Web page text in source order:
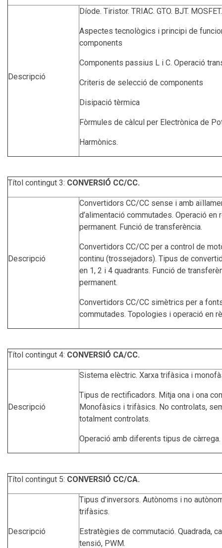
Descripció
Díode. Tiristor. TRIAC. GTO. BJT.
Aspectes tecnològics i principi de
components
Components passius L i C. Operació
Criteris de selecció de components
Disipació tèrmica
Fòrmules de càlcul per Electrònica de
Harmònics.
Títol contingut 3: CONVERSIÓ CC/CC.
Descripció
Convertidors CC/CC sense i amb
d’alimentació commutades. Operació en
permanent. Funció de transferència.
Convertidors CC/CC per a control de
continu (trossejadors). Tipus de
en 1, 2 i 4 quadrants. Funció de
permanent.
Convertidors CC/CC simètrics per a
commutades. Topologies i operació en
Títol contingut 4: CONVERSIÓ CA/CC.
Descripció
Sistema elèctric. Xarxa trifàsica i
Tipus de rectificadors. Mitja ona i ona
Monofàsics i trifàsics. No controlats,
totalment controlats.
Operació amb diferents tipus de càrrega.
Títol contingut 5: CONVERSIÓ CC/CA.
Descripció
Tipus d’inversors. Autònoms i no
trifàsics.
Estratègies de commutació. Quadrada,
tensió, PWM.